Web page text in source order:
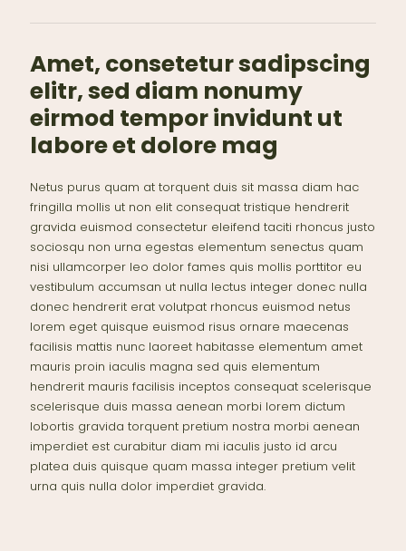
Amet, consetetur sadipscing
elitr, sed diam nonumy
eirmod tempor invidunt ut
labore et dolore mag
Netus purus quam at torquent duis sit massa diam hac
fringilla mollis ut non elit consequat tristique hendrerit
gravida euismod consectetur eleifend taciti rhoncus justo
sociosqu non urna egestas elementum senectus quam
nisi ullamcorper leo dolor fames quis mollis porttitor eu
vestibulum accumsan ut nulla lectus integer donec nulla
donec hendrerit erat volutpat rhoncus euismod netus
lorem eget quisque euismod risus ornare maecenas
facilisis mattis nunc laoreet habitasse elementum amet
mauris proin iaculis magna sed quis elementum
hendrerit mauris facilisis inceptos consequat scelerisque
scelerisque duis massa aenean morbi lorem dictum
lobortis gravida torquent pretium nostra morbi aenean
imperdiet est curabitur diam mi iaculis justo id arcu
platea duis quisque quam massa integer pretium velit
urna quis nulla dolor imperdiet gravida.